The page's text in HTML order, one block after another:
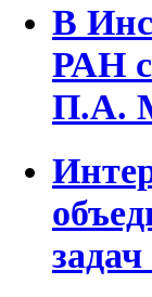
В
РАН
П.А.